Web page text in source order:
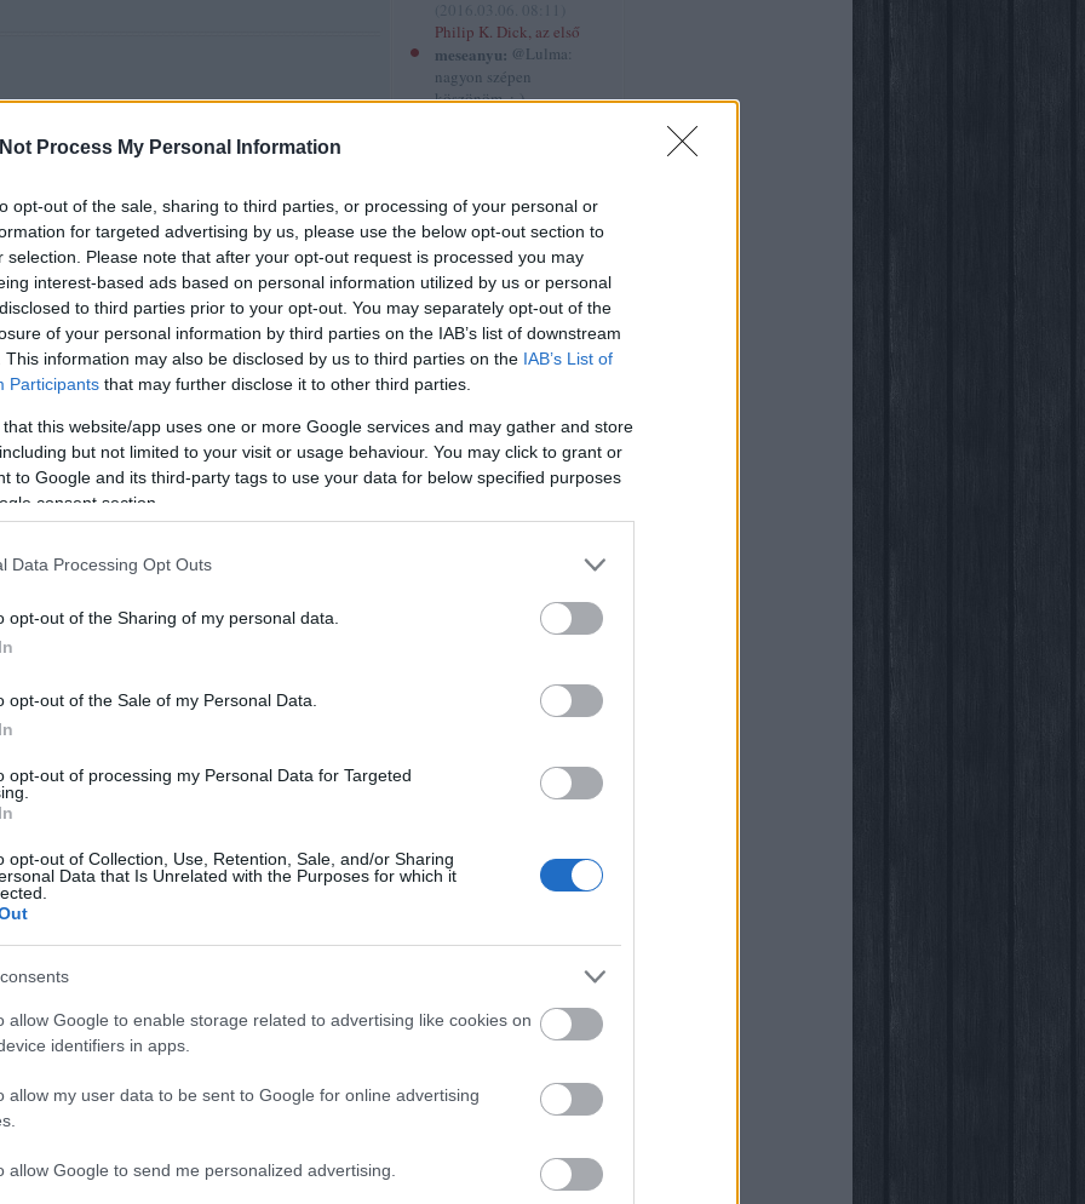
Process My Personal Information
opt-out of the sale, sharing to third parties, or processing of your personal or
for targeted advertising by us, please use the below opt-out section to
selection. Please note that after your opt-out request is processed you may
interest-based ads based on personal information utilized by us or personal
to third parties prior to your opt-out. You may separately opt-out of the
of your personal information by third parties on the IAB’s list of downstream
This information may also be disclosed by us to third parties on the IAB’s List of
Participants that may further disclose it to other third parties.
that this website/app uses one or more Google services and may gather and store
but not limited to your visit or usage behaviour. You may click to grant or
to Google and its third-party tags to use your data for below specified purposes
consent section.
Data Processing Opt Outs
opt-out of the Sharing of my personal data.
opt-out of the Sale of my Personal Data.
opt-out of processing my Personal Data for Targeted
opt-out of Collection, Use, Retention, Sale, and/or Sharing
Data that Is Unrelated with the Purposes for which it
allow Google to enable storage related to advertising like cookies on
identifiers in apps.
allow my user data to be sent to Google for online advertising
allow Google to send me personalized advertising.
Philip K. Dick, az első
meseanyu: @Lulma:
nagyon szépen
köszönöm. :-)
sorstársak
Amadea blogja
Amilgade
Andiamo
Ani a könyvek világában
Annamarie
AnniPanni
Betűvető
Byblos
Carmencita
Christine
Cs.P. könyvesblogja
Keményfedél
Könyv, egó, entrópia
Könyvmolyoló
Könyvvizsgálók
Lobo
Makranczos
Minden könyv egy
és a Szivárvány-völgy
nagyon tetszett, kicsit féltem, hogy ez meg majd
kicsit hullámzó volt az Anne könyvek színvonala:
aztán a következő meg csöppnyi csalódást
így is a legjobb olvasmányaim között tartom…
tovább »
(úgy látszik kifogyhatatlan az ötletek tárháza:-),
a lehetőséget, köszönöm szépen.Érdekes a
viszonylag nehezen megválaszolható, mert
gondoltam arra, hogy valamelyik íróval szívesen…
Tetszik 0